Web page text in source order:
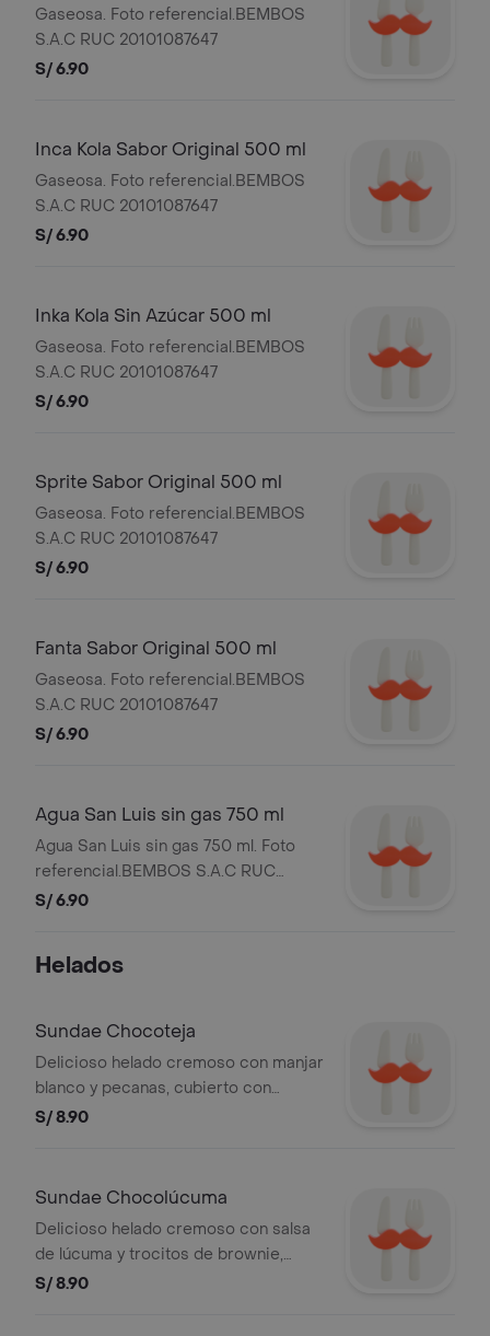
Gaseosa. Foto referencial.BEMBOS
S.A.C RUC 20101087647
S/ 6.90
Inca Kola Sabor Original 500 ml
Gaseosa. Foto referencial.BEMBOS
S.A.C RUC 20101087647
S/ 6.90
Inka Kola Sin Azúcar 500 ml
Gaseosa. Foto referencial.BEMBOS
S.A.C RUC 20101087647
S/ 6.90
Sprite Sabor Original 500 ml
Gaseosa. Foto referencial.BEMBOS
S.A.C RUC 20101087647
S/ 6.90
Fanta Sabor Original 500 ml
Gaseosa. Foto referencial.BEMBOS
S.A.C RUC 20101087647
S/ 6.90
Agua San Luis sin gas 750 ml
Agua San Luis sin gas 750 ml. Foto
referencial.BEMBOS S.A.C RUC
20101087647
S/ 6.90
Helados
Sundae Chocoteja
Delicioso helado cremoso con manjar
blanco y pecanas, cubierto con
chocolate crocante
S/ 8.90
Sundae Chocolúcuma
Delicioso helado cremoso con salsa
de lúcuma y trocitos de brownie,
cubierto con chocolate crocante
S/ 8.90